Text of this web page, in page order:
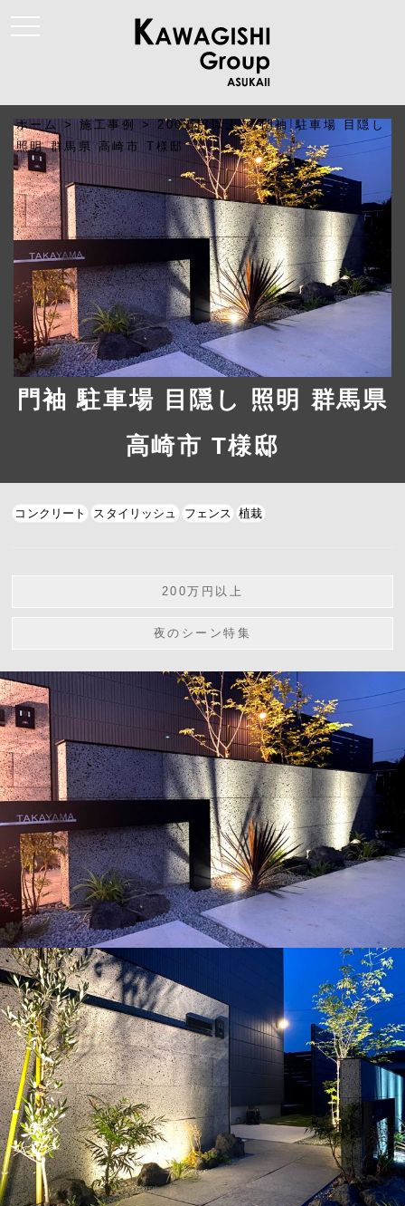
t
o
n
a
v
i
g
a
t
i
o
n
ホーム >施工事例 > 200万円以上>門袖 駐車場 目隠し
照明 群馬県 高崎市 T様邸
門袖 駐車場 目隠し 照明 群馬県
高崎市 T様邸
コンクリート スタイリッシュ フェンス 植栽
200万円以上
夜のシーン特集